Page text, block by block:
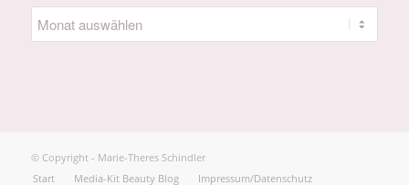
© Copyright - Marie-Theres Schindler
Start
Media-Kit Beauty Blog Impressum/Datenschutz